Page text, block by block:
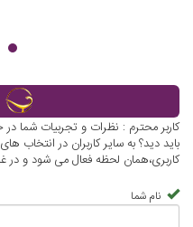
کاربر محترم : نظرات و تجربیات شما
باید دید؟ به سایر کاربران در
کاربری،همان لحظه فعال می شود و
نام شما